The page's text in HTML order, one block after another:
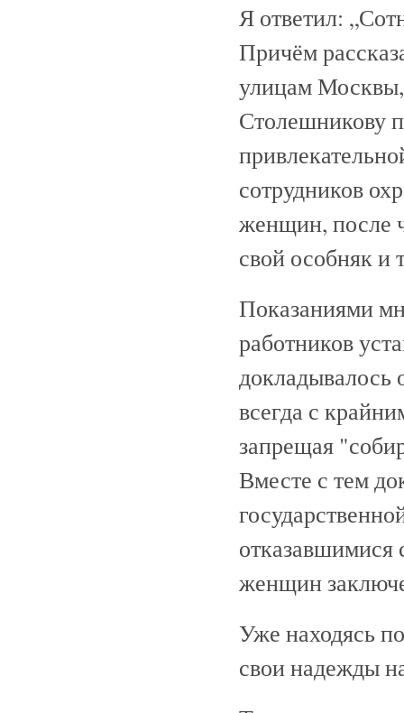
Я ответил:
Причём
улицам Москвы,
Столешникову
сотрудников
женщин, после
свой особняк и
Показаниями
работников
всегда с
запрещая
Вместе с тем
отказавшимися
женщин
Уже находясь
свои надежды